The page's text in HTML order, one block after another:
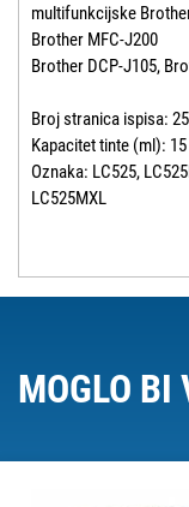
multifunkcijske
Brother MFC-J200
Brother DCP-J105,
Broj stranica ispisa:
Kapacitet tinte (ml): 15
Oznaka: LC525,
LC525MXL
MOGLO